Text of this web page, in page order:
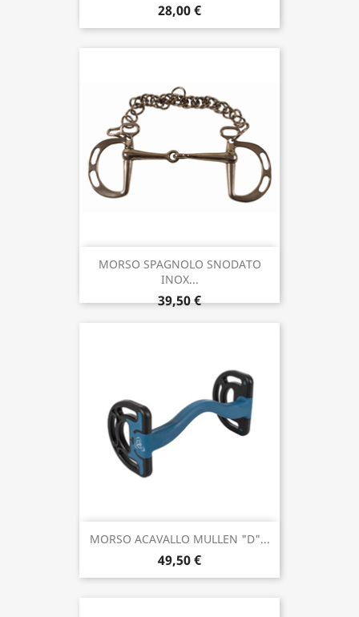
28,00 €
MORSO SPAGNOLO SNODATO
INOX...
39,50 €
MORSO ACAVALLO MULLEN "D"...
49,50 €